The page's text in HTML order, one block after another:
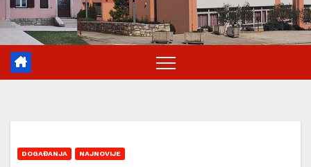
DOGAĐANJA NAJNOVIJE